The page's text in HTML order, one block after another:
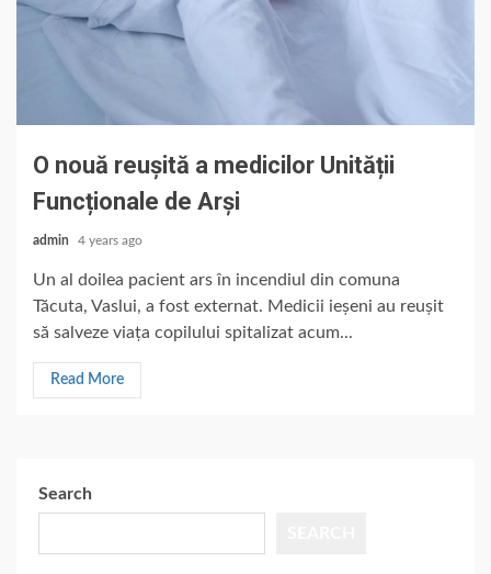
O nouă reușită a medicilor Unității
Funcționale de Arși
admin 4 years ago
Un al doilea pacient ars în incendiul din comuna
Tăcuta, Vaslui, a fost externat. Medicii ieșeni au reușit
să salveze viața copilului spitalizat acum...
Read More
Search